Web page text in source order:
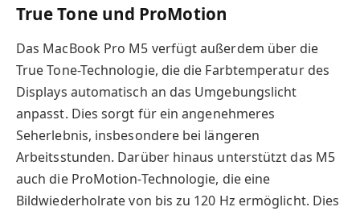
True Tone und ProMotion
Das MacBook Pro M5 verfügt außerdem über die
True Tone-Technologie, die die Farbtemperatur des
Displays automatisch an das Umgebungslicht
anpasst. Dies sorgt für ein angenehmeres
Seherlebnis, insbesondere bei längeren
Arbeitsstunden. Darüber hinaus unterstützt das M5
auch die ProMotion-Technologie, die eine
Bildwiederholrate von bis zu 120 Hz ermöglicht. Dies